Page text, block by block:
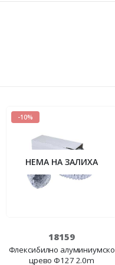
-10%
НЕМА НА ЗАЛИХА
18159
Флексибилно алуминиумско
црево Ф127 2.0m